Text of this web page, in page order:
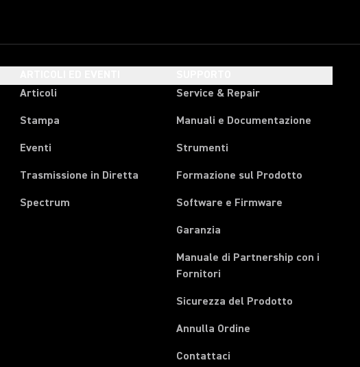
Articoli
Stampa
Eventi
Trasmissione in Diretta
Spectrum
Service & Repair
Manuali e Documentazione
Strumenti
Formazione sul Prodotto
Software e Firmware
Garanzia
Manuale di Partnership con i
Fornitori
Sicurezza del Prodotto
Annulla Ordine
Contattaci